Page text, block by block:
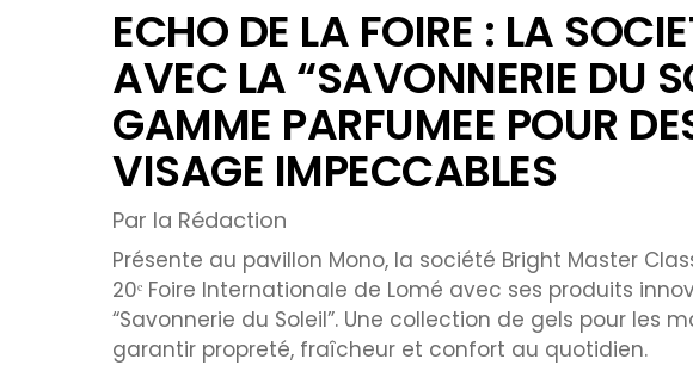
ECHO DE LA FOIRE : LA
AVEC LA “SAVONNERIE DU
GAMME PARFUMEE POUR
VISAGE IMPECCABLES
Par la Rédaction
Présente au pavillon Mono, la société Bright Master
20ᵉ Foire Internationale de Lomé avec ses produits
“Savonnerie du Soleil”. Une collection de gels pour les
garantir propreté, fraîcheur et confort au quotidien.